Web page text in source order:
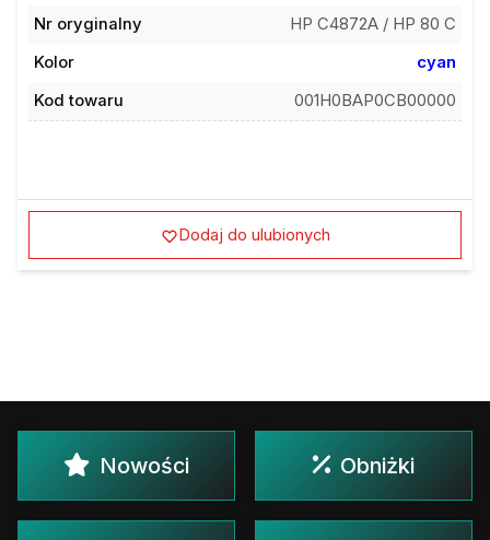
Nr oryginalny
HP C4872A / HP 80 C
Kolor
cyan
Kod towaru
001H0BAP0CB00000
Dodaj do ulubionych
Nowości Obniżki